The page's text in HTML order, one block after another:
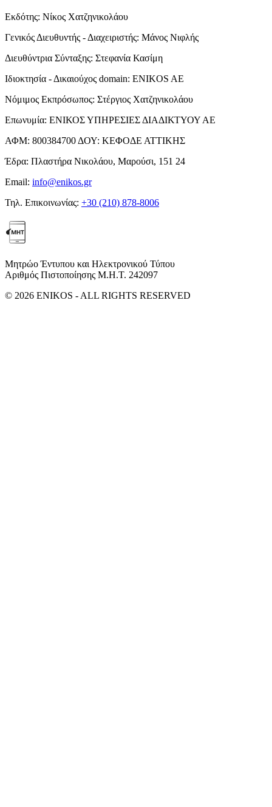
Εκδότης: Νίκος Χατζηνικολάου
Γενικός Διευθυντής - Διαχειριστής: Μάνος Νιφλής
Διευθύντρια Σύνταξης: Στεφανία Κασίμη
Ιδιοκτησία - Δικαιούχος domain: ENIKOS AE
Νόμιμος Εκπρόσωπος: Στέργιος Χατζηνικολάου
Επωνυμία: ΕΝΙΚΟΣ ΥΠΗΡΕΣΙΕΣ ΔΙΑΔΙΚΤΥΟΥ ΑΕ
ΑΦΜ: 800384700 ΔΟΥ: ΚΕΦΟΔΕ ΑΤΤΙΚΗΣ
Έδρα: Πλαστήρα Νικολάου, Μαρούσι, 151 24
Email: info@enikos.gr
Τηλ. Επικοινωνίας: +30 (210) 878-8006
Μητρώο Έντυπου και Ηλεκτρονικού Τύπου
Αριθμός Πιστοποίησης Μ.Η.Τ. 242097
© 2026 ENIKOS - ALL RIGHTS RESERVED